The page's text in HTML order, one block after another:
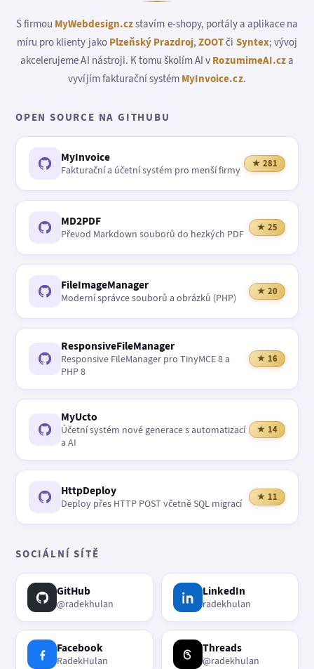
S firmou MyWebdesign.czstavím e-shopy, portály a aplikace na
míru pro klienty jako Plzeňský Prazdroj,ZOOTči Syntex; vývoj
akcelerujeme AI nástroji. K tomu školím AI v RozumimeAI.cza
vyvíjím fakturační systém MyInvoice.cz.
OPEN SOURCE NA GITHUBU
MyInvoice
Fakturační a účetní systém pro menší firmy
★ 281
MD2PDF
Převod Markdown souborů do hezkých PDF
★ 25
FileImageManager
Moderní správce souborů a obrázků (PHP)
★ 20
ResponsiveFileManager
Responsive FileManager pro TinyMCE 8 a
PHP 8
★ 16
MyUcto
Účetní systém nové generace s automatizací
a AI
★ 14
HttpDeploy
Deploy přes HTTP POST včetně SQL migrací
★ 11
SOCIÁLNÍ SÍTĚ
GitHub
@radekhulan
LinkedIn
radekhulan
Facebook
RadekHulan
Threads
@radekhulan